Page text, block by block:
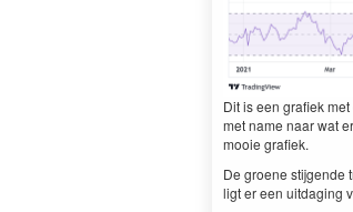
Dit is een grafiek
met name naar wat
mooie grafiek.
De groene sti­j­gende
ligt er een uitdag­ing